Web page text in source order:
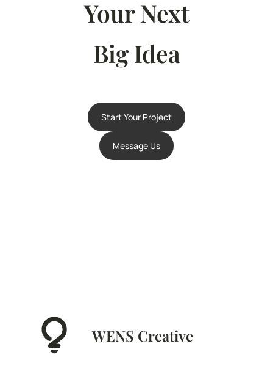
Your Next
Big Idea
Start Your Project
Message Us
WENS Creative